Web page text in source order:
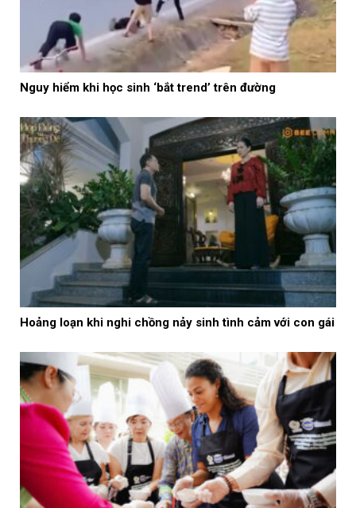
Nguy hiểm khi học sinh ‘bắt trend’ trên đường
Hoảng loạn khi nghi chồng nảy sinh tình cảm với con gái